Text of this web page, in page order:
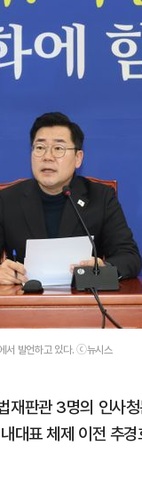
서 발언하고 있다. ⓒ뉴시스
재판관 3명의 인사
대표 체제 이전 추